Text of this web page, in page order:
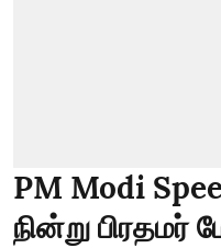
PM Modi
நின்று